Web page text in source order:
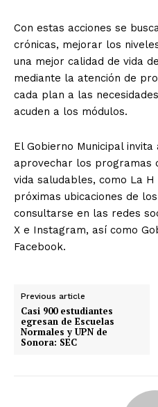
Con estas acciones se
crónicas, mejorar los
una mejor calidad de vida
mediante la atención de
cada plan a las
acuden a los módulos.
El Gobierno Municipal invita
aprovechar los programas
vida saludables, como La H
próximas ubicaciones de
consultarse en las redes
X e Instagram, así como
Facebook.
Previous article
Casi 900 estudiantes
egresan de Escuelas
Normales y UPN de
Sonora: SEC